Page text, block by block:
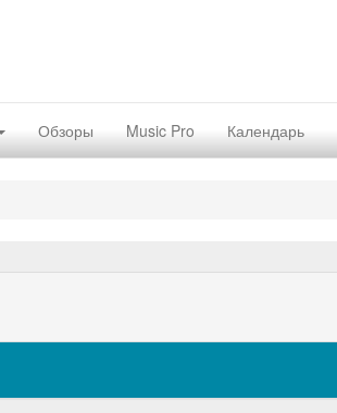
Обзоры Music Pro Календарь